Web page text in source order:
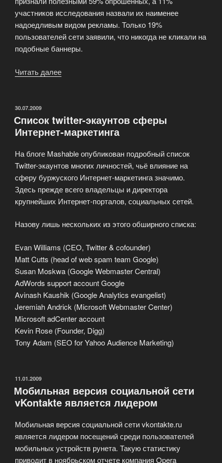
участников исследования назвали их наименее
надоедливым видом рекламы. Только 19%
пользователей сети заявили, что никогда не кликали на
подобные баннеры.
Читать далее
ОПУБЛИКОВАНО
30.07.2009
Список twitter-экаунтов сферы
Интернет-маркетинга
На блоге Mashable опубликован подробный список
Twitter-экаунтов многих личностей, чьё влияние на
сферу буржуского Интернет-маркетинга значимо.
Здесь прежде всего владельцы и директора
крупнейших Интернет-порталов, социальных сетей.
Назову лишь нескольких из этого обширного списка:
Evan Williams (CEO, Twitter & cofounder)
Matt Cutts (head of web spam team Google)
Susan Moskwa (Google Webmaster Central)
AdWords support account Google
Avinash Kaushik (Google Analytics evangelist)
Jeremiah Andrick (Microsoft Webmaster Center)
Microsoft adCenter account
Kevin Rose (Founder, Digg)
Tony Adam (SEO for Yahoo Audience Marketing)
ОПУБЛИКОВАНО
11.01.2009
Мобильная версия социальной сети
vKontakte является лидером
Мобильная версия социальной сети vkontakte.ru
является лидером посещений среди пользователей
мобильных устройств рунета. Такую статистику
приводит в ноябрьском отчете компания Opera